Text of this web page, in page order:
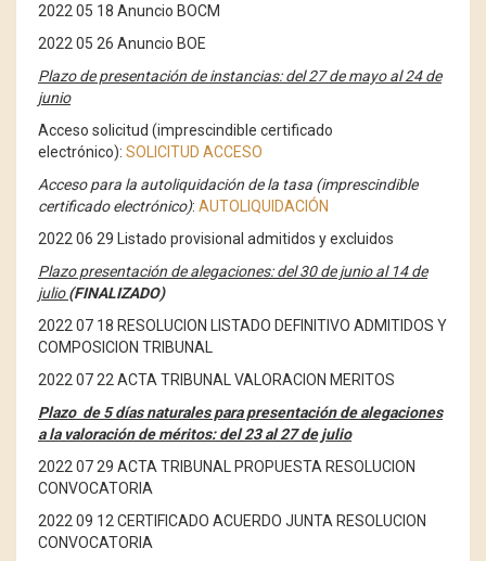
2022 05 18 Anuncio BOCM
2022 05 26 Anuncio BOE
Plazo de presentación de instancias: del 27 de mayo al 24 de
junio
Acceso solicitud (imprescindible certificado
electrónico): SOLICITUD ACCESO
Acceso para la autoliquidación de la tasa (imprescindible
certificado electrónico): AUTOLIQUIDACIÓN
2022 06 29 Listado provisional admitidos y excluidos
Plazo presentación de alegaciones: del 30 de junio al 14 de
julio(FINALIZADO)
2022 07 18 RESOLUCION LISTADO DEFINITIVO ADMITIDOS Y
COMPOSICION TRIBUNAL
2022 07 22 ACTA TRIBUNAL VALORACION MERITOS
Plazo de 5 días naturales para presentación de alegaciones
a la valoración de méritos: del 23 al 27 de julio
2022 07 29 ACTA TRIBUNAL PROPUESTA RESOLUCION
CONVOCATORIA
2022 09 12 CERTIFICADO ACUERDO JUNTA RESOLUCION
CONVOCATORIA